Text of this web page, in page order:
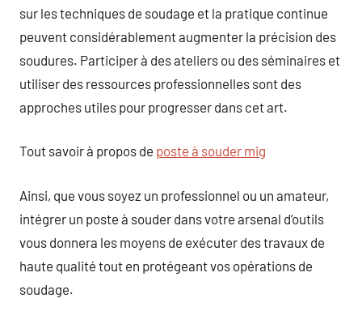
sur les techniques de soudage et la pratique continue
peuvent considérablement augmenter la précision des
soudures. Participer à des ateliers ou des séminaires et
utiliser des ressources professionnelles sont des
approches utiles pour progresser dans cet art.
Tout savoir à propos de poste à souder mig
Ainsi, que vous soyez un professionnel ou un amateur,
intégrer un poste à souder dans votre arsenal d’outils
vous donnera les moyens de exécuter des travaux de
haute qualité tout en protégeant vos opérations de
soudage.